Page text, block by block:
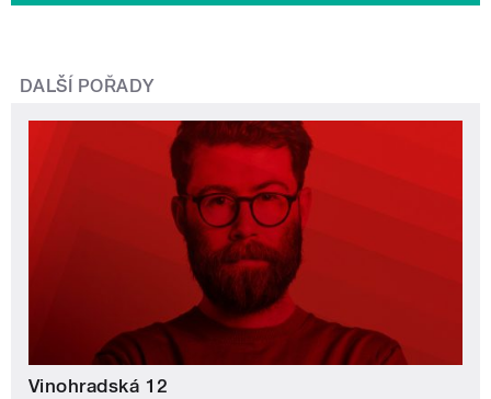
DALŠÍ POŘADY
Vinohradská 12